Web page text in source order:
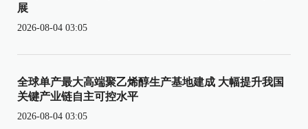
展
2026-08-04 03:05
全球单产最大高端聚乙烯醇生产基地建成 大幅提升我国
关键产业链自主可控水平
2026-08-04 03:05